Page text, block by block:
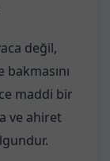
değil,
bakmasını
maddi bir
ve ahiret